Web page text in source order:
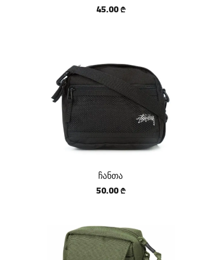
45.00 ₾
ჩანთა
50.00 ₾